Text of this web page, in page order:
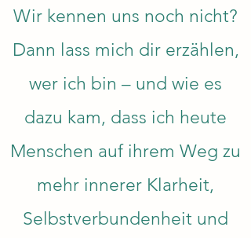
Wir kennen uns noch nicht?
Dann lass mich dir erzählen,
wer ich bin – und wie es
dazu kam, dass ich heute
Menschen auf ihrem Weg zu
mehr innerer Klarheit,
Selbstverbundenheit und